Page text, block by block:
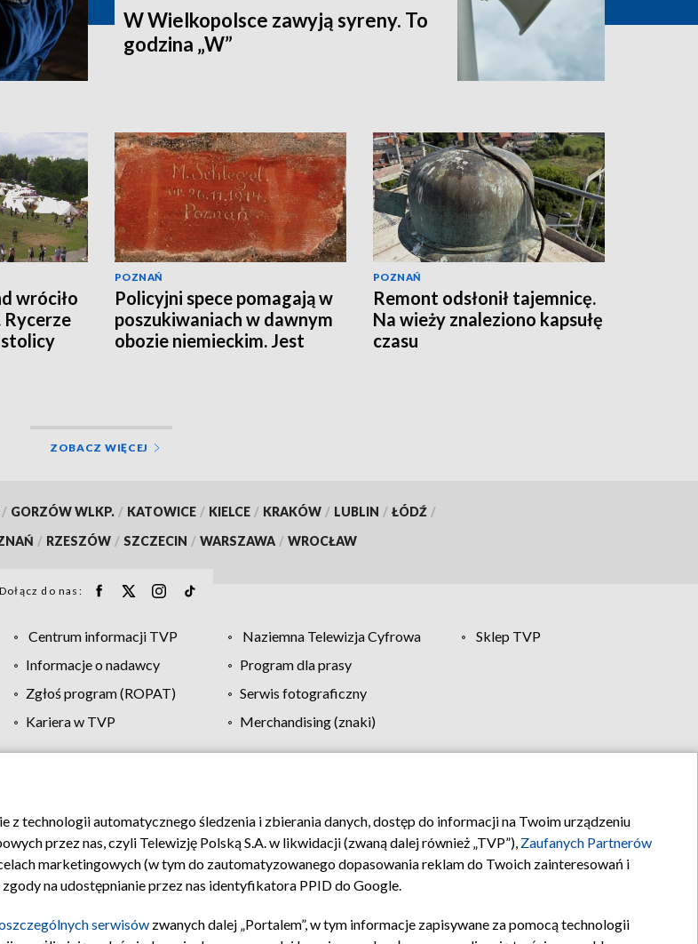
W Wielkopolsce zawyją syreny. To
godzina „W”
wróciło
Rycerze
stolicy
POZNAŃ
Policyjni spece pomagają w
poszukiwaniach w dawnym
obozie niemieckim. Jest
POZNAŃ
Remont odsłonił tajemnicę.
Na wieży znaleziono kapsułę
czasu
ZOBACZ WIĘCEJ
/ GORZÓW WLKP. / KATOWICE / KIELCE / KRAKÓW / LUBLIN / ŁÓDŹ /
/ RZESZÓW / SZCZECIN / WARSZAWA / WROCŁAW
Dołącz do nas:
Centrum informacji TVP Naziemna Telewizja Cyfrowa
Sklep TVP
Informacje o nadawcy
Program dla prasy
Zgłoś program (ROPAT)
Serwis fotograficzny
Kariera w TVP
Merchandising (znaki)
Moje zgody Pomoc Biuro reklamy Kontakt
technologii automatycznego śledzenia i zbierania danych, dostęp do informacji na Twoim urządzeniu
przez nas, czyli Telewizję Polską S.A. w likwidacji (zwaną dalej również „TVP”), Zaufanych Partnerów
marketingowych (w tym do zautomatyzowanego dopasowania reklam do Twoich zainteresowań i
na udostępnianie przez nas identyfikatora PPID do Google.
serwisów zwanych dalej „Portalem”, w tym informacje zapisywane za pomocą technologii